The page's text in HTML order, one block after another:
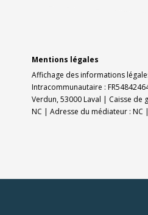
Mentions légales
Affichage des informations
Intracommunautaire :
Verdun, 53000 Laval | Caisse de
NC | Adresse du médiateur : NC